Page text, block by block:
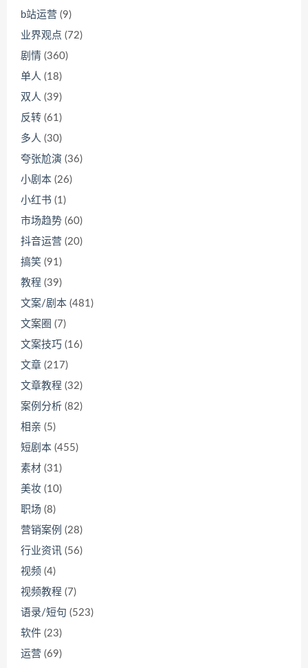
b站运营 (9)
业界观点 (72)
剧情 (360)
单人 (18)
双人 (39)
反转 (61)
多人 (30)
夸张尬演 (36)
小剧本 (26)
小红书 (1)
市场趋势 (60)
抖音运营 (20)
搞笑 (91)
教程 (39)
文案/剧本 (481)
文案圈 (7)
文案技巧 (16)
文章 (217)
文章教程 (32)
案例分析 (82)
相亲 (5)
短剧本 (455)
素材 (31)
美妆 (10)
职场 (8)
营销案例 (28)
行业资讯 (56)
视频 (4)
视频教程 (7)
语录/短句 (523)
软件 (23)
运营 (69)